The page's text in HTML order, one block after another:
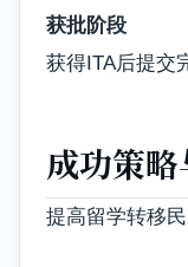
获批阶段
获得ITA后提交
成功策
提高留学转移